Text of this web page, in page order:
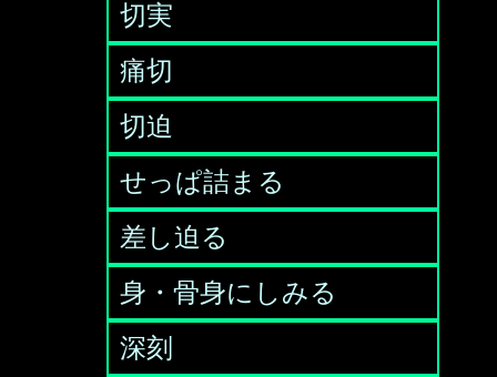
切実
痛切
切迫
せっぱ詰まる
差し迫る
身・骨身にしみる
深刻